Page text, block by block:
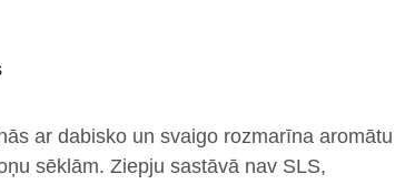
ar dabisko un svaigo rozmarīna aromātu
sēklām. Ziepju sastāvā nav SLS,